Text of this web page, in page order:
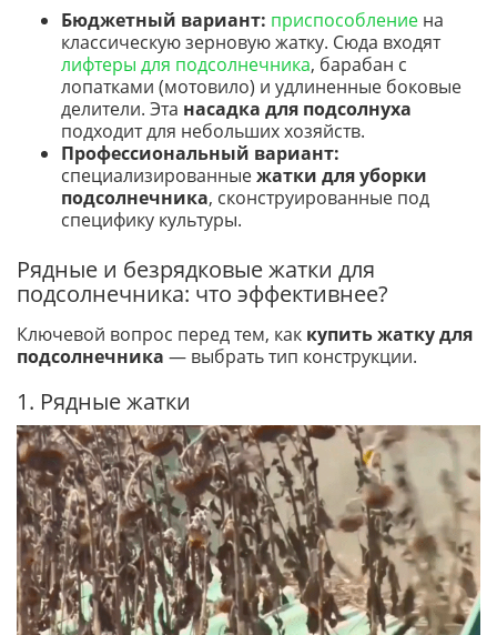
Бюджетный вариант: приспособление на
классическую зерновую жатку. Сюда входят
лифтеры для подсолнечника, барабан с
лопатками (мотовило) и удлиненные боковые
делители. Эта насадка для подсолнуха
подходит для небольших хозяйств.
Профессиональный вариант:
специализированныежатки для уборки
подсолнечника, сконструированные под
специфику культуры.
Рядные и безрядковые жатки для
подсолнечника: что эффективнее?
Ключевой вопрос перед тем, как купить жатку для
подсолнечника — выбрать тип конструкции.
1. Рядные жатки